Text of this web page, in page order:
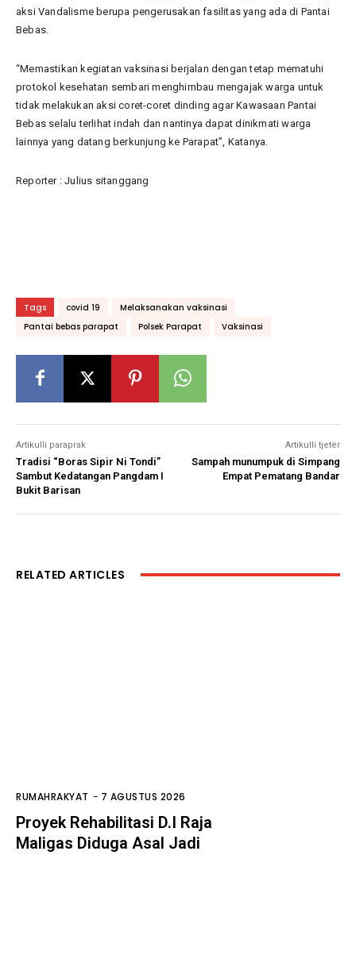
aksi Vandalisme berupa pengerusakan fasilitas yang ada di Pantai
Bebas.
“Memastikan kegiatan vaksinasi berjalan dengan tetap mematuhi
protokol kesehatan sembari menghimbau mengajak warga untuk
tidak melakukan aksi coret-coret dinding agar Kawasaan Pantai
Bebas selalu terlihat indah dan nantinya dapat dinikmati warga
lainnya yang datang berkunjung ke Parapat”, Katanya.
Reporter : Julius sitanggang
Tags covid 19
Melaksanakan vaksinasi
Pantai bebas parapat
Polsek Parapat Vaksinasi
Artikulli paraprak
Tradisi “Boras Sipir Ni Tondi”
Sambut Kedatangan Pangdam I
Bukit Barisan
Artikulli tjetër
Sampah munumpuk di Simpang
Empat Pematang Bandar
RELATED ARTICLES
RUMAHRAKYAT - 7 AGUSTUS 2026
Proyek Rehabilitasi D.I Raja
Maligas Diduga Asal Jadi